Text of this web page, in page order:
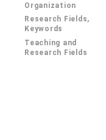
Organization
Research Fields,
Keywords
Teaching and
Research Fields